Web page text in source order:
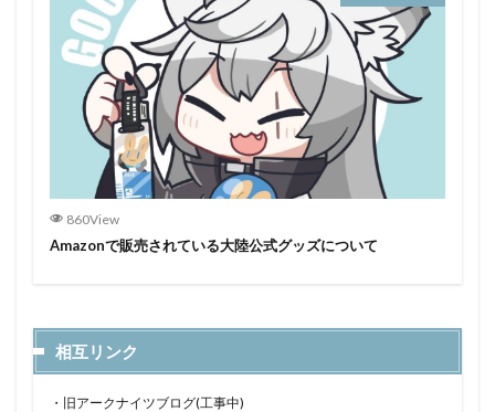
860View
Amazonで販売されている大陸公式グッズについて
相互リンク
・ 旧アークナイツブログ(工事中)